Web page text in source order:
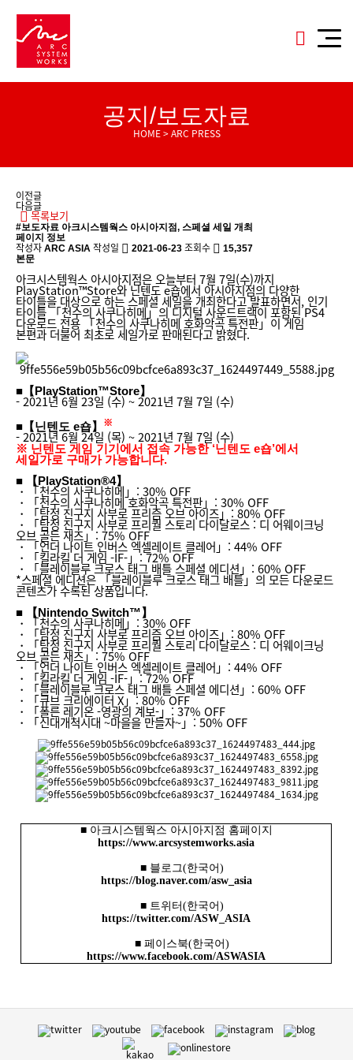
공지/보도자료
HOME > ARC PRESS
이전글
다음글
목록보기
#보도자료 아크시스템웍스 아시아지점, 스페셜 세일 개최
페이지 정보
작성자 ARC ASIA 작성일 2021-06-23 조회수
15,357
본문
아크시스템웍스 아시아지점은 오늘부터 7월 7일(수)까지
PlayStation™Store와 닌텐도 e숍에서 아시아지점의 다양한
타이틀을 대상으로 하는 스페셜 세일을 개최한다고 발표하면서, 인기
타이틀 「천수의 사쿠나히메」의 디지털 사운드트랙이 포함된 PS4
다운로드 전용 「천수의 사쿠나히메 호화악곡 특전판」이 게임
본편과 더불어 최초로 세일가로 판매된다고 밝혔다.
■【PlayStation™Store】
- 2021년 6월 23일 (수) ~ 2021년 7월 7일 (수)
■【닌텐도 e숍】 ※
- 2021년 6월 24일 (목) ~ 2021년 7월 7일 (수)
※ 닌텐도 게임 기기에서 접속 가능한 ‘닌텐도 e숍’에서
세일가로 구매가 가능합니다.
■ 【PlayStation®4】
・「천수의 사쿠나히메」: 30% OFF
・「천수의 사쿠나히메 호화악곡 특전판」: 30% OFF
・「탐정 진구지 사부로 프리즘 오브 아이즈」: 80% OFF
・「탐정 진구지 사부로 프리퀄 스토리 다이달로스 : 디 어웨이크닝
오브 골든 재즈」: 75% OFF
・「언더 나이트 인버스 엑셀레이트 클레어」: 44% OFF
・「킬라킬 더 게임 -IF-」: 72% OFF
・「블레이블루 크로스 태그 배틀 스페셜 에디션」: 60% OFF
*스페셜 에디션은 「블레이블루 크로스 태그 배틀」의 모든 다운로드
콘텐츠가 수록된 상품입니다.
■ 【Nintendo Switch™】
・「천수의 사쿠나히메」: 30% OFF
・「탐정 진구지 사부로 프리즘 오브 아이즈」: 80% OFF
・「탐정 진구지 사부로 프리퀄 스토리 다이달로스 : 디 어웨이크닝
오브 골든 재즈」: 75% OFF
・「언더 나이트 인버스 엑셀레이트 클레어」: 44% OFF
・「킬라킬 더 게임 -IF-」: 72% OFF
・「블레이블루 크로스 태그 배틀 스페셜 에디션」: 60% OFF
・「큐브 크리에이터 X」: 80% OFF
・「폴른 레기온 -영광의 계보-」: 37% OFF
・「신대개척시대 ~마을을 만들자~」: 50% OFF
■ 아크시스템웍스 아시아지점 홈페이지
https://www.arcsystemworks.asia
■ 블로그(한국어 )
https://blog.naver.com/asw_asia
■ 트위터 (한국어 )
https://twitter.com/ASW_ASIA
■ 페이스북(한국어 )
https://www.facebook.com/ASWASIA